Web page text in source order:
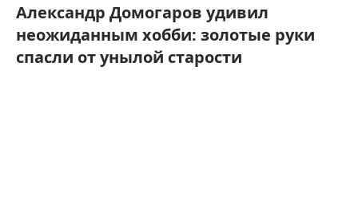
Александр Домогаров удивил
неожиданным хобби: золотые руки
спасли от унылой старости